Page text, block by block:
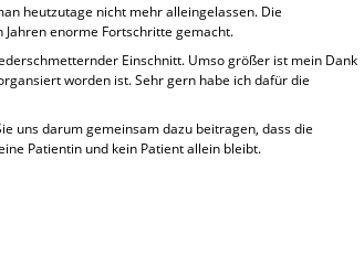
heutzutage nicht mehr alleingelassen. Die
enorme Fortschritte gemacht.
Einschnitt. Umso größer ist mein Dank
worden ist. Sehr gern habe ich dafür die
uns darum gemeinsam dazu beitragen, dass die
Patientin und kein Patient allein bleibt.